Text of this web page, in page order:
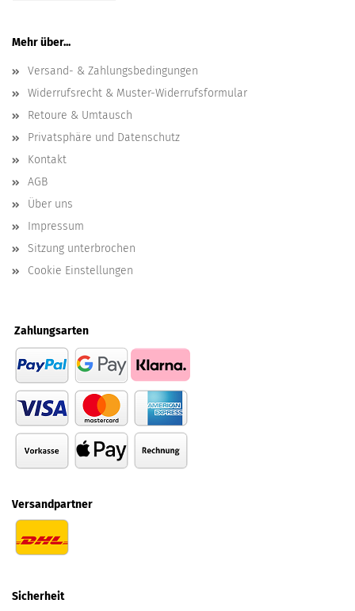
Mehr über...
Versand- & Zahlungsbedingungen
Widerrufsrecht & Muster-Widerrufsformular
Retoure & Umtausch
Privatsphäre und Datenschutz
Kontakt
AGB
Über uns
Impressum
Sitzung unterbrochen
Cookie Einstellungen
Zahlungsarten
Versandpartner
Sicherheit